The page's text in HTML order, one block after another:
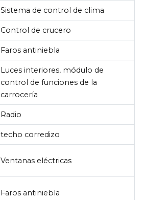
Sistema de control de clima
Control de crucero
Faros antiniebla
Luces interiores, módulo de
control de funciones de la
carrocería
Radio
techo corredizo
Ventanas eléctricas
Faros antiniebla